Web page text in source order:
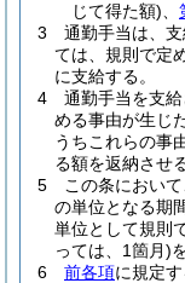
じて得た額)
3
通勤手当は、
ては、規則で定
に支給する。
4
通勤手当を支
める事由が生じ
うちこれらの事
る額を返納させ
5
この条におい
の単位となる期
単位として規則
っては、1箇月)
6
前各項に規定